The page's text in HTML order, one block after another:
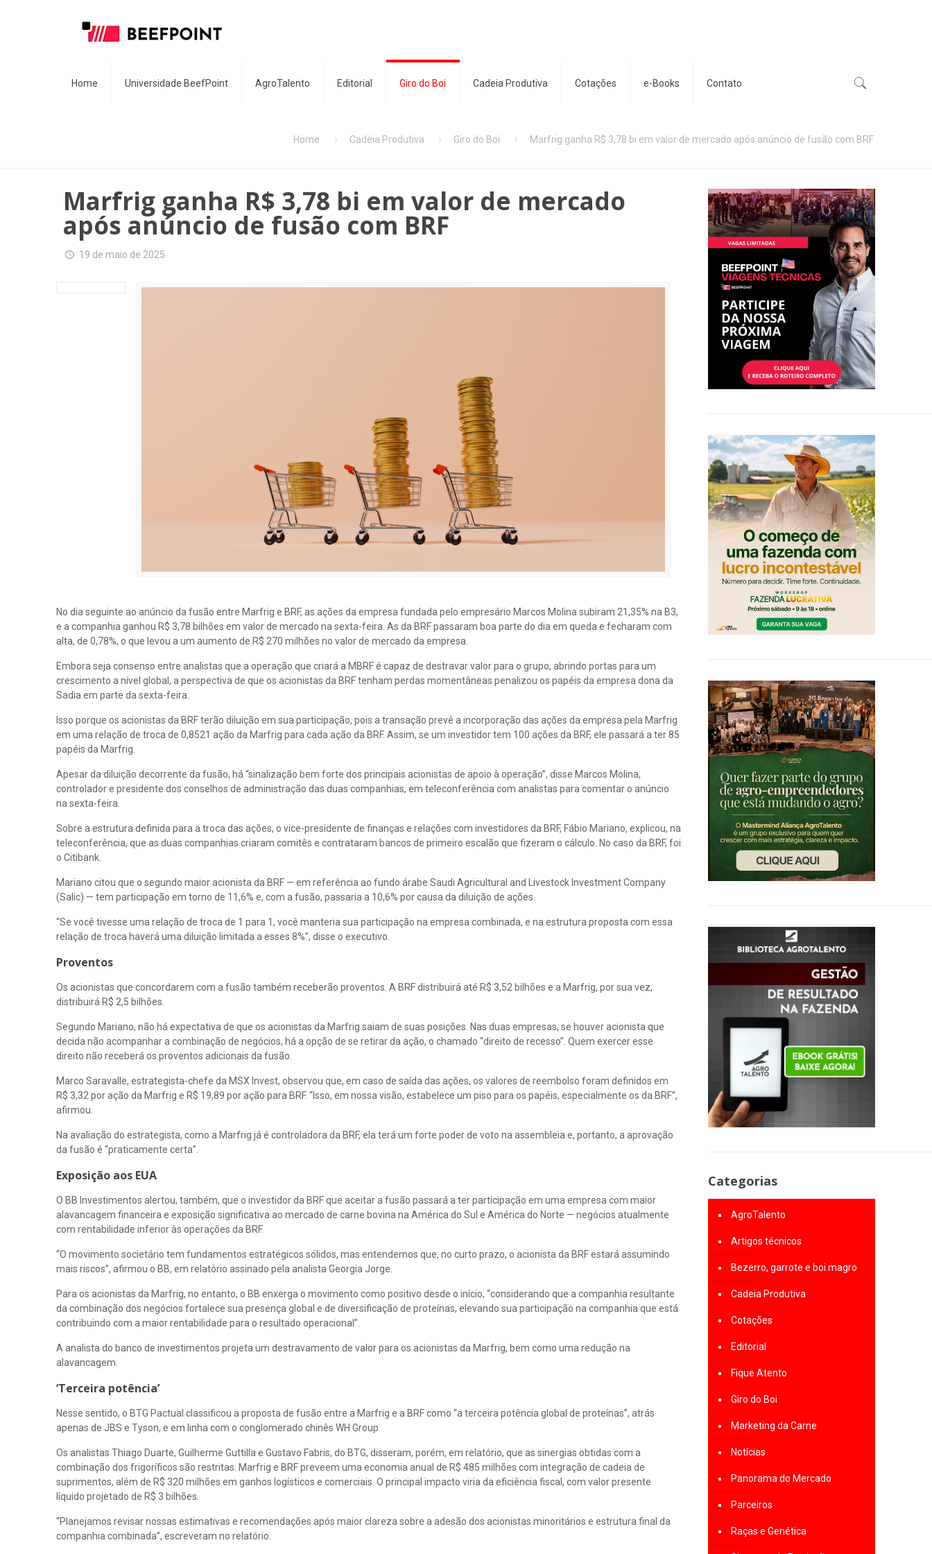
Home Universidade BeefPoint AgroTalento Editorial Giro do Boi Cadeia Produtiva Cotações e-Books Contato
Home Cadeia Produtiva Giro do Boi Marfrig ganha R$ 3,78 bi em valor de mercado após anúncio de fusão com BRF
Marfrig ganha R$ 3,78 bi em valor de mercado
após anúncio de fusão com BRF
19 de maio de 2025
No dia seguinte ao anúncio da fusão entre Marfrig e BRF, as ações da empresa fundada pelo empresário Marcos Molina subiram 21,35% na B3,
e a companhia ganhou R$ 3,78 bilhões em valor de mercado na sexta-feira. As da BRF passaram boa parte do dia em queda e fecharam com
alta, de 0,78%, o que levou a um aumento de R$ 270 milhões no valor de mercado da empresa.
Embora seja consenso entre analistas que a operação que criará a MBRF é capaz de destravar valor para o grupo, abrindo portas para um
crescimento a nível global, a perspectiva de que os acionistas da BRF tenham perdas momentâneas penalizou os papéis da empresa dona da
Sadia em parte da sexta-feira.
Isso porque os acionistas da BRF terão diluição em sua participação, pois a transação prevê a incorporação das ações da empresa pela Marfrig
em uma relação de troca de 0,8521 ação da Marfrig para cada ação da BRF. Assim, se um investidor tem 100 ações da BRF, ele passará a ter 85
papéis da Marfrig.
Apesar da diluição decorrente da fusão, há “sinalização bem forte dos principais acionistas de apoio à operação”, disse Marcos Molina,
controlador e presidente dos conselhos de administração das duas companhias, em teleconferência com analistas para comentar o anúncio
na sexta-feira.
Sobre a estrutura definida para a troca das ações, o vice-presidente de finanças e relações com investidores da BRF, Fábio Mariano, explicou, na
teleconferência, que as duas companhias criaram comitês e contrataram bancos de primeiro escalão que fizeram o cálculo. No caso da BRF, foi
o Citibank.
Mariano citou que o segundo maior acionista da BRF — em referência ao fundo árabe Saudi Agricultural and Livestock Investment Company
(Salic) — tem participação em torno de 11,6% e, com a fusão, passaria a 10,6% por causa da diluição de ações.
“Se você tivesse uma relação de troca de 1 para 1, você manteria sua participação na empresa combinada, e na estrutura proposta com essa
relação de troca haverá uma diluição limitada a esses 8%”, disse o executivo.
Proventos
Os acionistas que concordarem com a fusão também receberão proventos. A BRF distribuirá até R$ 3,52 bilhões e a Marfrig, por sua vez,
distribuirá R$ 2,5 bilhões.
Segundo Mariano, não há expectativa de que os acionistas da Marfrig saiam de suas posições. Nas duas empresas, se houver acionista que
decida não acompanhar a combinação de negócios, há a opção de se retirar da ação, o chamado “direito de recesso”. Quem exercer esse
direito não receberá os proventos adicionais da fusão.
Marco Saravalle, estrategista-chefe da MSX Invest, observou que, em caso de saída das ações, os valores de reembolso foram definidos em
R$ 3,32 por ação da Marfrig e R$ 19,89 por ação para BRF. “Isso, em nossa visão, estabelece um piso para os papéis, especialmente os da BRF”,
afirmou.
Na avaliação do estrategista, como a Marfrig já é controladora da BRF, ela terá um forte poder de voto na assembleia e, portanto, a aprovação
da fusão é “praticamente certa”.
Exposição aos EUA
O BB Investimentos alertou, também, que o investidor da BRF que aceitar a fusão passará a ter participação em uma empresa com maior
alavancagem financeira e exposição significativa ao mercado de carne bovina na América do Sul e América do Norte — negócios atualmente
com rentabilidade inferior às operações da BRF.
“O movimento societário tem fundamentos estratégicos sólidos, mas entendemos que, no curto prazo, o acionista da BRF estará assumindo
mais riscos”, afirmou o BB, em relatório assinado pela analista Georgia Jorge.
Para os acionistas da Marfrig, no entanto, o BB enxerga o movimento como positivo desde o início, “considerando que a companhia resultante
da combinação dos negócios fortalece sua presença global e de diversificação de proteínas, elevando sua participação na companhia que está
contribuindo com a maior rentabilidade para o resultado operacional”.
A analista do banco de investimentos projeta um destravamento de valor para os acionistas da Marfrig, bem como uma redução na
alavancagem.
‘Terceira potência’
Nesse sentido, o BTG Pactual classificou a proposta de fusão entre a Marfrig e a BRF como “a terceira potência global de proteínas”, atrás
apenas de JBS e Tyson, e em linha com o conglomerado chinês WH Group.
Os analistas Thiago Duarte, Guilherme Guttilla e Gustavo Fabris, do BTG, disseram, porém, em relatório, que as sinergias obtidas com a
combinação dos frigoríficos são restritas. Marfrig e BRF preveem uma economia anual de R$ 485 milhões com integração de cadeia de
suprimentos, além de R$ 320 milhões em ganhos logísticos e comerciais. O principal impacto viria da eficiência fiscal, com valor presente
líquido projetado de R$ 3 bilhões.
“Planejamos revisar nossas estimativas e recomendações após maior clareza sobre a adesão dos acionistas minoritários e estrutura final da
companhia combinada”, escreveram no relatório.
Categorias
AgroTalento
Artigos técnicos
Bezerro, garrote e boi magro
Cadeia Produtiva
Cotações
Editorial
Fique Atento
Giro do Boi
Marketing da Carne
Notícias
Panorama do Mercado
Parceiros
Raças e Genética